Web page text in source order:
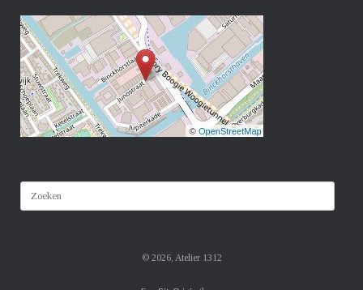
naar:
© 2026, Atelier 1312